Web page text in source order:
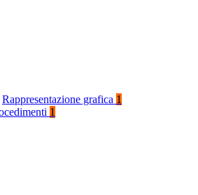
Rappresentazione grafica 1
1